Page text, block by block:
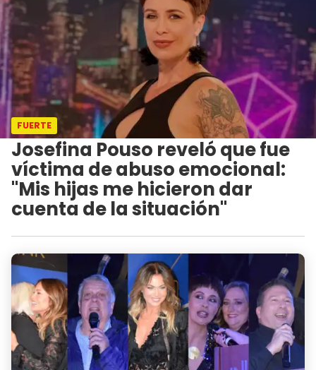
FUERTE
Josefina Pouso reveló que fue
víctima de abuso emocional:
"Mis hijas me hicieron dar
cuenta de la situación"